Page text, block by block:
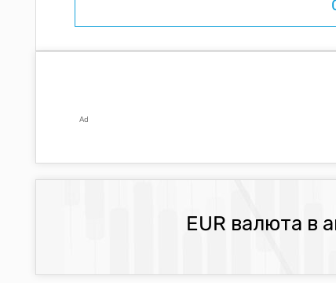
Ad
EUR валюта в